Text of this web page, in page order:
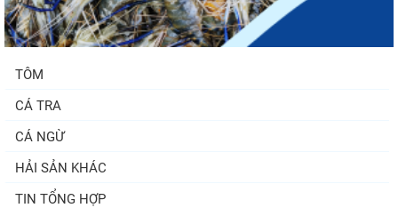
TÔM
CÁ TRA
CÁ NGỪ
HẢI SẢN KHÁC
TIN TỔNG HỢP